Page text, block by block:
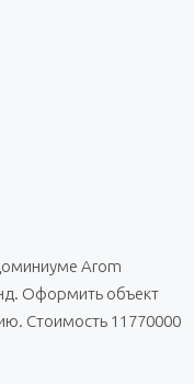
Arom
Оформить объект
Стоимость 11770000